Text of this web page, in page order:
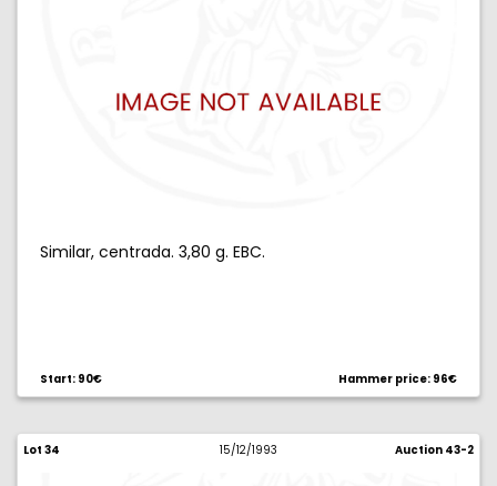
Similar, centrada. 3,80 g. EBC.
Start: 90€ Hammer price: 96€
Lot 34 15/12/1993 Auction 43-2